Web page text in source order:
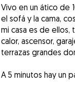
Vivo en un ático de
el sofá y la cama,
mi casa es de
calor, ascensor,
terrazas grandes